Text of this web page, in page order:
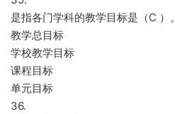
是指各门学科的教学目标是（C ）。
教学总目标
学校教学目标
课程目标
单元目标
36.